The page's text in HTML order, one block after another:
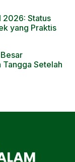
2026: Status
yang Praktis
Tangga Setelah